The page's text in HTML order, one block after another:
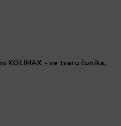
KOLIMAX - ve tvaru čuníka,